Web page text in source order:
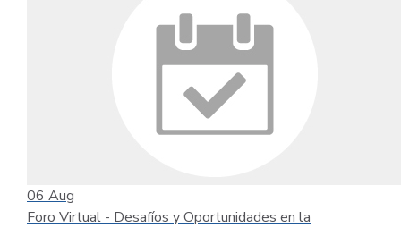
06 Aug
Foro Virtual - Desafíos y Oportunidades en la